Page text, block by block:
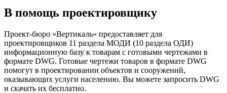
В помощь проектировщику
Проект-бюро «Вертикаль» предоставляет для
проектировщиков 11 раздела МОДИ (10 раздела ОДИ)
информационную базу к товарам с готовыми чертежами в
формате DWG. Готовые чертежи товаров в формате DWG
помогут в проектировании объектов и сооружений,
оказывающих услуги населению. Вы можете запросить DWG
и скачать их бесплатно.